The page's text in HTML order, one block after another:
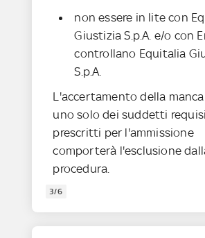
non essere in lite con
Giustizia S.p.A. e/o con
controllano Equitalia
S.p.A.
L'accertamento della
uno solo dei suddetti
prescritti per l'ammissione
comporterà l'esclusione
procedura.
3/6